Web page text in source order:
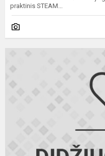
praktinis STEAM...